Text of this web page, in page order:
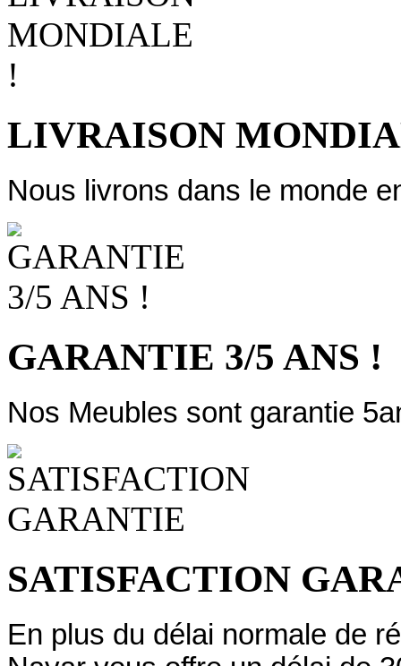
LIVRAISON
Nous livrons dans le monde
GARANTIE 3/5 ANS !
Nos Meubles sont garantie
SATISFACTION
En plus du délai normale de